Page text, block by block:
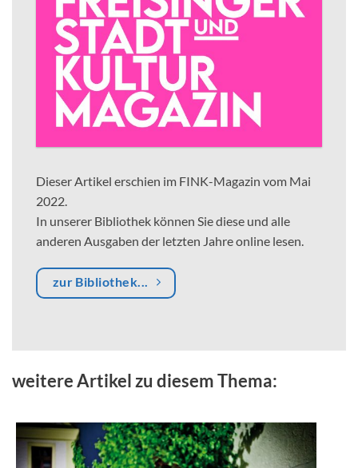
Dieser Artikel erschien im FINK-Magazin vom Mai
2022.
In unserer Bibliothek können Sie diese und alle
anderen Ausgaben der letzten Jahre online lesen.
zur Bibliothek...
weitere Artikel zu diesem Thema: